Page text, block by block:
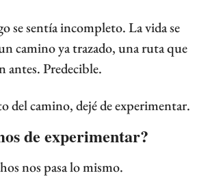
se sentía incompleto. La vida se
camino ya trazado, una ruta que
antes. Predecible.
del camino, dejé de experimentar.
de experimentar?
nos pasa lo mismo.